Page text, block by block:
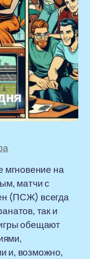
мгновение на
матчи с
(ПСЖ) всегда
так и
обещают
и, возможно,